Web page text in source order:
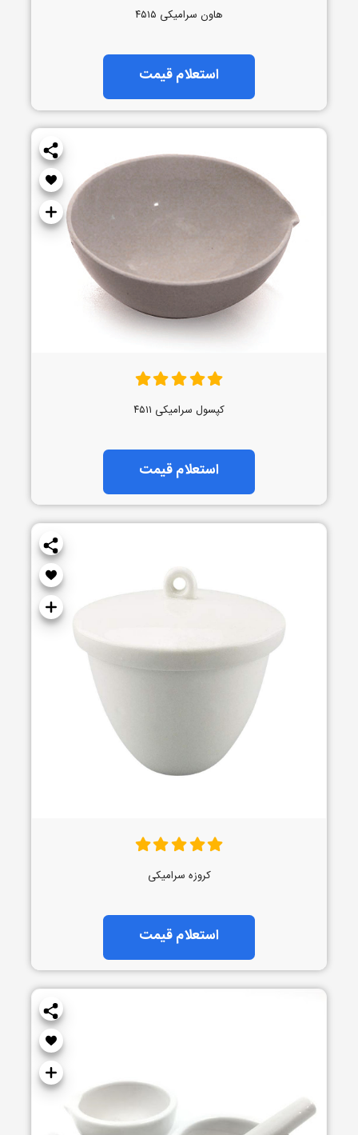
هاون سرامیکی ۴۵۱۵
استعلام قیمت
کپسول سرامیکی ۴۵۱۱
استعلام قیمت
کروزه سرامیکی
استعلام قیمت